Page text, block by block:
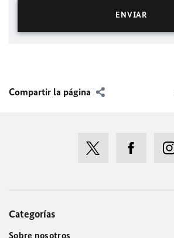
Compartir la página
Categorías
Sobre nosotros